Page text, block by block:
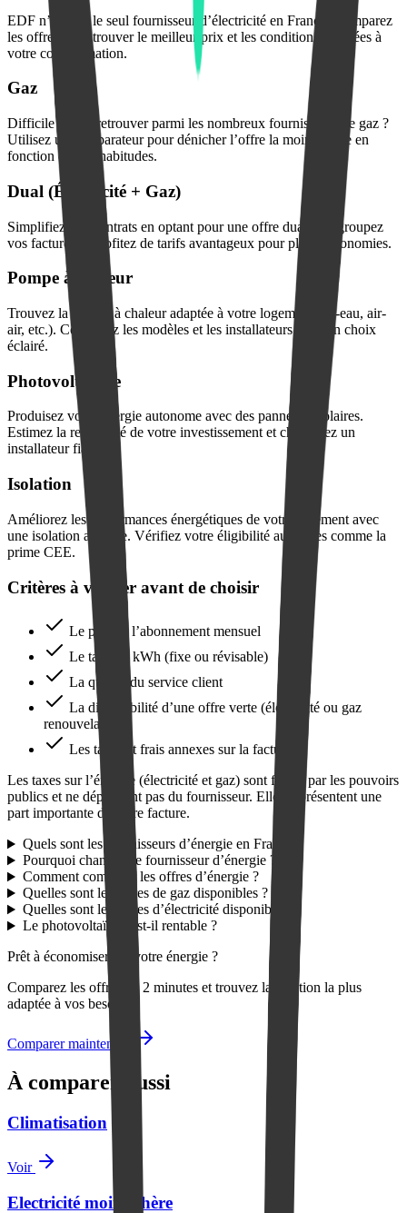
EDF n’est pas le seul fournisseur d’électricité en France. Comparez
les offres pour trouver le meilleur prix et les conditions adaptées à
votre consommation.
Gaz
Difficile de s’y retrouver parmi les nombreux fournisseurs de gaz ?
Utilisez un comparateur pour dénicher l’offre la moins chère en
fonction de vos habitudes.
Dual (Électricité + Gaz)
Simplifiez vos contrats en optant pour une offre duale. Regroupez
vos factures et profitez de tarifs avantageux pour plus d’économies.
Pompe à chaleur
Trouvez la pompe à chaleur adaptée à votre logement (air-eau, air-
air, etc.). Comparez les modèles et les installateurs pour un choix
éclairé.
Photovoltaïque
Produisez votre énergie autonome avec des panneaux solaires.
Estimez la rentabilité de votre investissement et choisissez un
installateur fiable.
Isolation
Améliorez les performances énergétiques de votre logement avec
une isolation adaptée. Vérifiez votre éligibilité aux aides comme la
prime CEE.
Critères à vérifier avant de choisir
Le prix de l’abonnement mensuel
Le tarif du kWh (fixe ou révisable)
La qualité du service client
La disponibilité d’une offre verte (électricité ou gaz
renouvelable)
Les taxes et frais annexes sur la facture
Les taxes sur l’énergie (électricité et gaz) sont fixées par les pouvoirs
publics et ne dépendent pas du fournisseur. Elles représentent une
part importante de votre facture.
Quels sont les fournisseurs d’énergie en France ?
Pourquoi changer de fournisseur d’énergie ?
Comment comparer les offres d’énergie ?
Quelles sont les offres de gaz disponibles ?
Quelles sont les offres d’électricité disponibles ?
Le photovoltaïque est-il rentable ?
Prêt à économiser sur votre énergie ?
Comparez les offres en 2 minutes et trouvez la solution la plus
adaptée à vos besoins.
Comparer maintenant
À comparer aussi
Climatisation
Voir
Electricité moins chère